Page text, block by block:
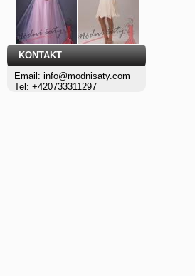
KONTAKT
Email: info@modnisaty.com
Tel: +420733311297